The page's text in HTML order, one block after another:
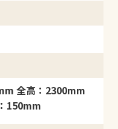
全高：2300mm
150mm